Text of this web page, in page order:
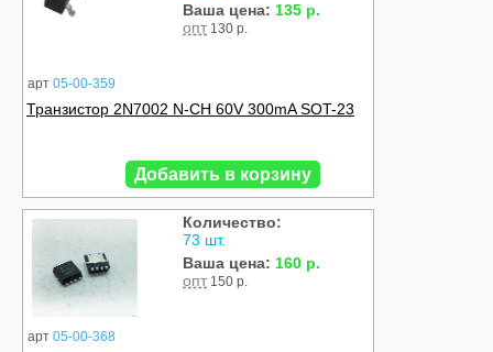
арт 05-00-359
Ваша цена: 135 р.
опт 130 р.
Транзистор 2N7002 N-CH 60V 300mA SOT-23
Добавить в корзину
арт 05-00-368
Количество:
73 шт.
Ваша цена: 160 р.
опт 150 р.